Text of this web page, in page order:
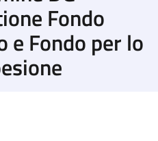
Fondo
e Fondo per lo